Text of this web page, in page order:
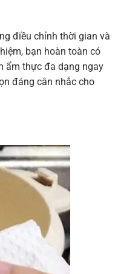
điều chỉnh thời gian và
bạn hoàn toàn có
ẩm thực đa dạng ngay
đáng cân nhắc cho